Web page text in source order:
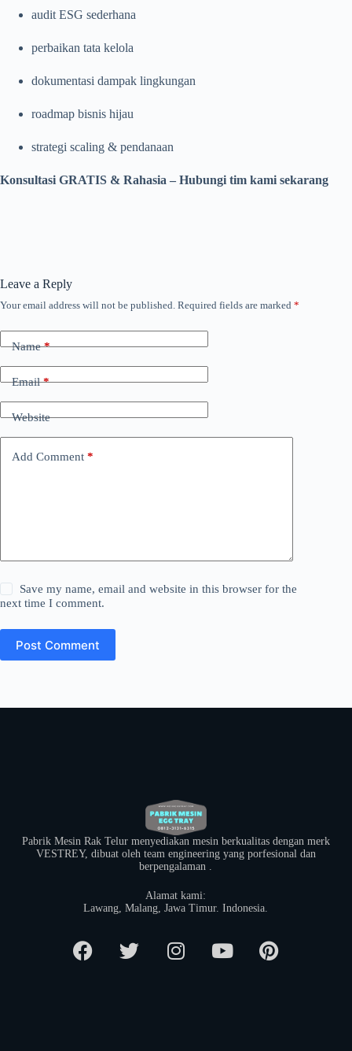
audit ESG sederhana
perbaikan tata kelola
dokumentasi dampak lingkungan
roadmap bisnis hijau
strategi scaling & pendanaan
Konsultasi GRATIS & Rahasia – Hubungi tim kami sekarang
Leave a Reply
Your email address will not be published. Required fields are marked *
Name*
Email*
Website
Add Comment *
Save my name, email and website in this browser for the
next time I comment.
Post Comment
Pabrik Mesin Rak Telur menyediakan mesin berkualitas dengan merk
VESTREY, dibuat oleh team engineering yang porfesional dan
berpengalaman .
Alamat kami:
​Lawang, Malang, Jawa Timur. Indonesia.